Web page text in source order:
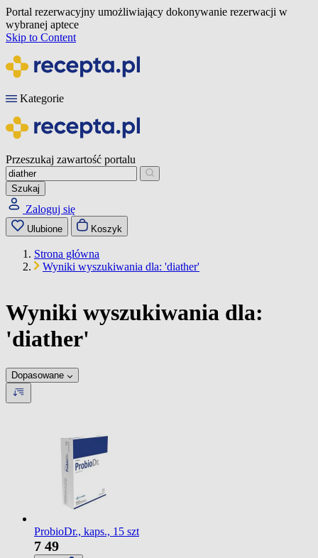
Portal rezerwacyjny umożliwiający dokonywanie rezerwacji w
wybranej aptece
Skip to Content
Kategorie
Przeszukaj zawartość portalu
Szukaj
Zaloguj się
Ulubione Koszyk
Strona główna
Wyniki wyszukiwania dla: 'diather'
Wyniki wyszukiwania dla:
'diather'
Dopasowane
ProbioDr., kaps., 15 szt
7 49